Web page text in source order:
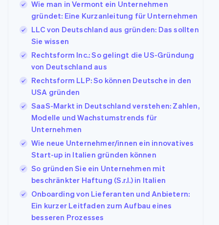
Wie man in Vermont ein Unternehmen
gründet: Eine Kurzanleitung für Unternehmen
LLC von Deutschland aus gründen: Das sollten
Sie wissen
Rechtsform Inc.: So gelingt die US-Gründung
von Deutschland aus
Rechtsform LLP: So können Deutsche in den
USA gründen
SaaS-Markt in Deutschland verstehen: Zahlen,
Modelle und Wachstumstrends für
Unternehmen
Wie neue Unternehmer/innen ein innovatives
Start-up in Italien gründen können
So gründen Sie ein Unternehmen mit
beschränkter Haftung (S.r.l.) in Italien
Onboarding von Lieferanten und Anbietern:
Ein kurzer Leitfaden zum Aufbau eines
besseren Prozesses